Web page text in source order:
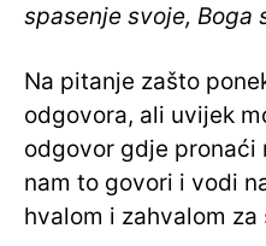
spasenje svoje, Boga
Na pitanje zašto
odgovora, ali uvijek
odgovor gdje pronaći
nam to govori i vodi
hvalom i zahvalom za